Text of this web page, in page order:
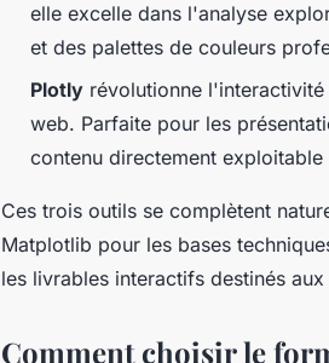
elle excelle dans l'analyse
et des palettes de couleurs
Plotly révolutionne
web. Parfaite pour les
contenu directement exploitable
Ces trois outils se complètent
Matplotlib pour les bases
les livrables interactifs destinés
Comment choisir le